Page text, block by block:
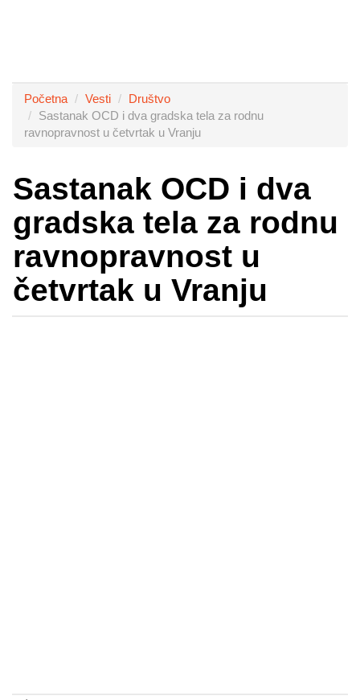
Početna Vesti
Društvo
Sastanak OCD i dva gradska tela za rodnu
ravnopravnost u četvrtak u Vranju
Sastanak OCD i dva
gradska tela za rodnu
ravnopravnost u
četvrtak u Vranju